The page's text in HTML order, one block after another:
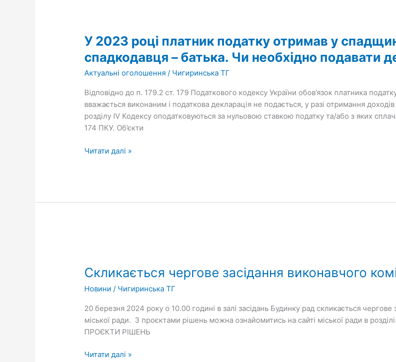
У 2023 році платник податку отримав у
спадкодавця – батька. Чи необхідно подавати
Актуальні оголошення / Чигиринська ТГ
Відповідно до п. 179.2 ст. 179 Податкового кодексу України обов’язок платника
вважається виконаним і податкова декларація не подається, у разі отримання доходів
розділу IV Кодексу оподатковуються за нульовою ставкою податку та/або з яких
174 ПКУ. Об’єкти
році
податку
отримав
спадщину
рухоме
майно
від
подавати
Читати далі »
Скликається чергове засідання виконавчого
Новини / Чигиринська ТГ
20 березня 2024 року о 10.00 годині в залі засідань Будинку рад скликається
міської ради. З проєктами рішень можна ознайомитись на сайті міської ради в
ПРОЄКТИ РІШЕНЬ
засідання
комітету
Читати далі »